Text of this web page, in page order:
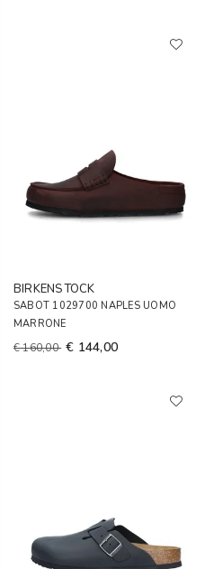
BIRKENSTOCK
SABOT 1029700 NAPLES UOMO
MARRONE
€ 160,00 € 144,00